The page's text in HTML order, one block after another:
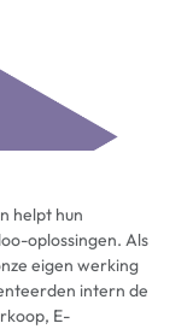
helpt hun
oplossingen. Als
eigen werking
intern de
E-